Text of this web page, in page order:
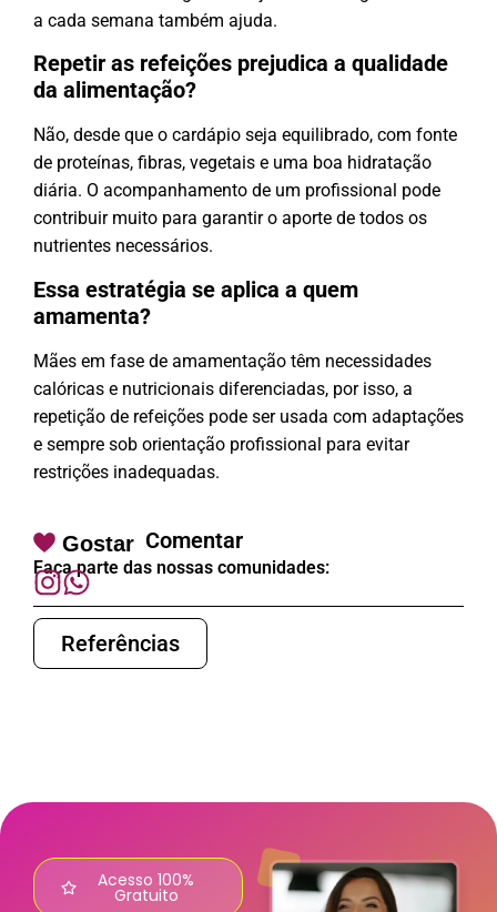
a cada semana também ajuda.
Repetir as refeições prejudica a qualidade
da alimentação?
Não, desde que o cardápio seja equilibrado, com fonte
de proteínas, fibras, vegetais e uma boa hidratação
diária. O acompanhamento de um profissional pode
contribuir muito para garantir o aporte de todos os
nutrientes necessários.
Essa estratégia se aplica a quem
amamenta?
Mães em fase de amamentação têm necessidades
calóricas e nutricionais diferenciadas, por isso, a
repetição de refeições pode ser usada com adaptações
e sempre sob orientação profissional para evitar
restrições inadequadas.
Gostar Comentar
Faça parte das nossas comunidades:
Referências
Acesso 100%
Gratuito